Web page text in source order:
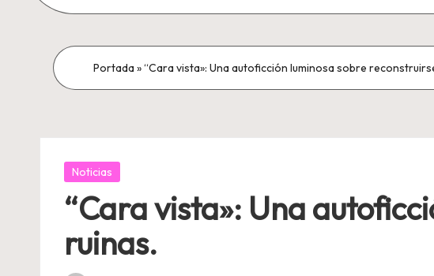
Portada»“Cara vista»: Una autoficción luminosa sobre
Publicada
Noticias
“Cara vista»: Una
ruinas.